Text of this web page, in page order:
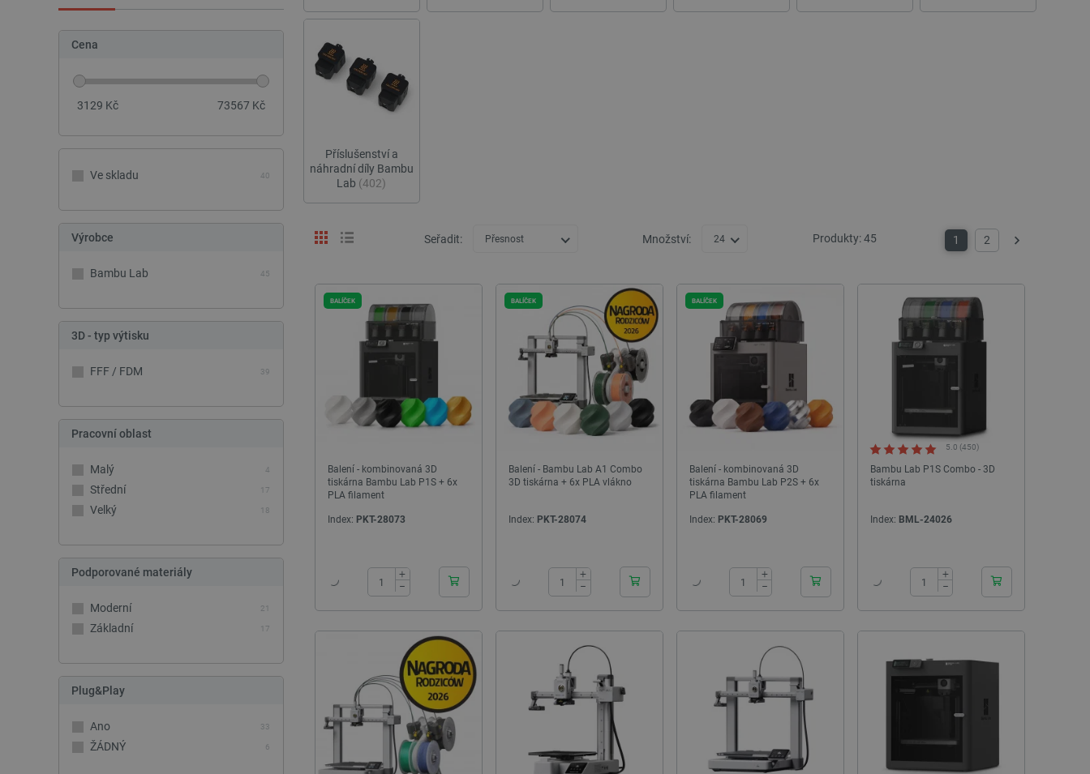
Cena
3129 Kč 73567 Kč
Ve skladu 40
Výrobce
Bambu Lab 45
3D - typ výtisku
FFF / FDM 39
Pracovní oblast
Malý 4
Střední 17
Velký 18
Podporované materiály
Moderní 21
Základní 17
Plug&Play
Ano 33
ŽÁDNÝ 6
Příslušenství a
náhradní díly Bambu
Lab (402)
Seřadit: Přesnost Množství: 24 Produkty:45 1 2 Další
Balení - kombinovaná 3D
tiskárna Bambu Lab P1S + 6x
PLA filament
Index: PKT-28073
+
−
BALÍČEK
Balení - Bambu Lab A1 Combo
3D tiskárna + 6x PLA vlákno
Index: PKT-28074
+
−
BALÍČEK
Balení - kombinovaná 3D
tiskárna Bambu Lab P2S + 6x
PLA filament
Index: PKT-28069
+
−
BALÍČEK
Bambu Lab P1S Combo - 3D
tiskárna
5.0 (450)
Index: BML-24026
+
−